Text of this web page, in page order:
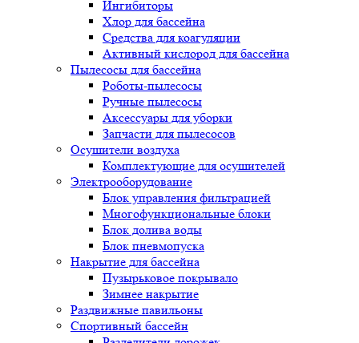
Ингибиторы
Хлор для бассейна
Средства для коагуляции
Активный кислород для бассейна
Пылесосы для бассейна
Роботы-пылесосы
Ручные пылесосы
Аксессуары для уборки
Запчасти для пылесосов
Осушители воздуха
Комплектующие для осушителей
Электрооборудование
Блок управления фильтрацией
Многофункциональные блоки
Блок долива воды
Блок пневмопуска
Накрытие для бассейна
Пузырьковое покрывало
Зимнее накрытие
Раздвижные павильоны
Спортивный бассейн